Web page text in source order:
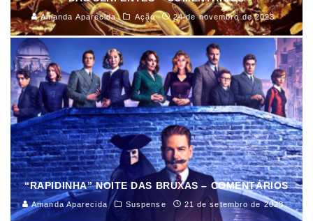
Amanda Aparecida Ação 24 de novembro de 2023
“RAPIDINHA” NOITE DAS BRUXAS – COMENTÁRIOS
Amanda Aparecida Suspense 21 de setembro de 2023